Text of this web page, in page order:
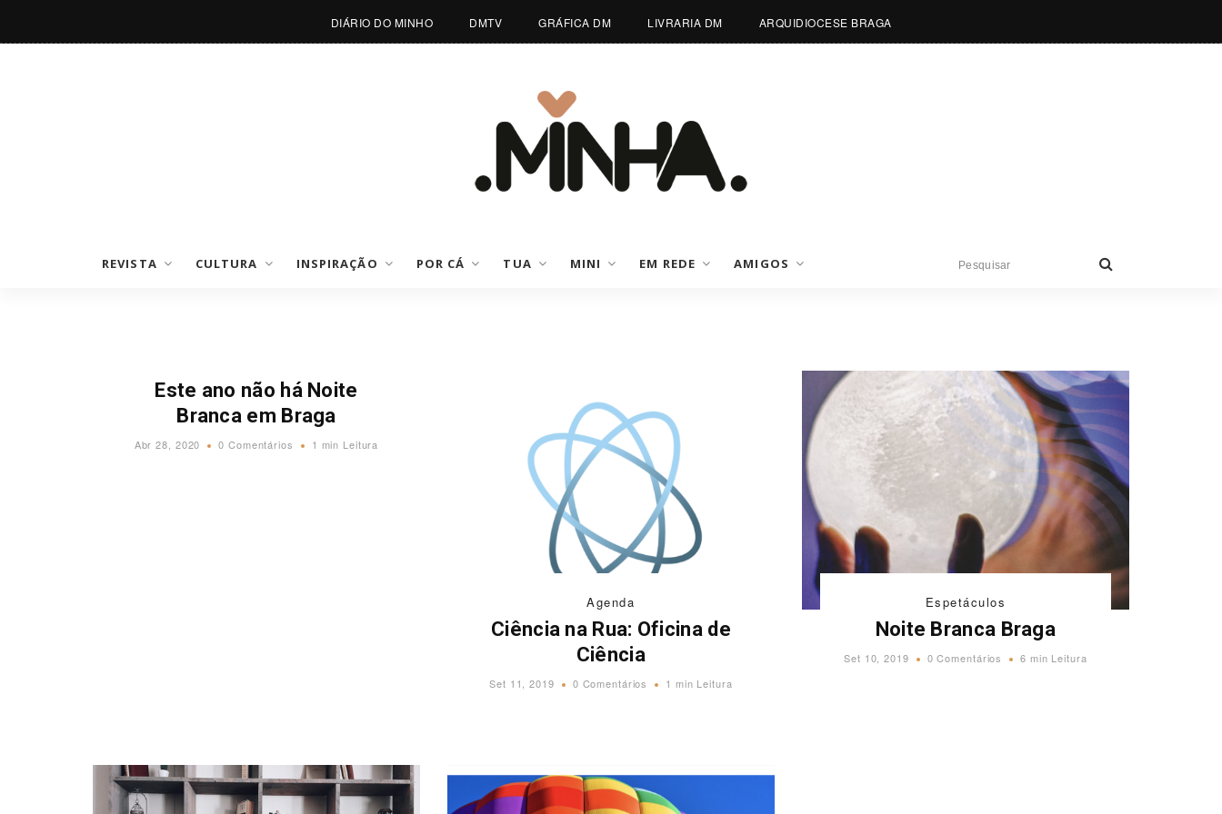
DIÁRIO DO MINHO DMTV GRÁFICA DM LIVRARIA DM ARQUIDIOCESE BRAGA
REVISTA CULTURA INSPIRAÇÃO POR CÁ TUA MINI EM REDE AMIGOS
Este ano não há Noite
Branca em Braga
Abr 28, 2020 0 Comentários 1 min Leitura
Agenda
Ciência na Rua: Oficina de
Ciência
Set 11, 2019 0 Comentários 1 min Leitura
Espetáculos
Noite Branca Braga
Set 10, 2019 0 Comentários 6 min Leitura